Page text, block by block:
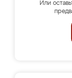
Или